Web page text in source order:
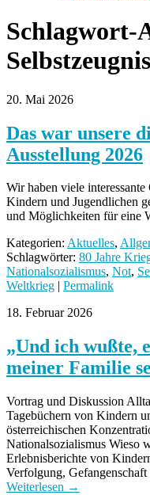
Schlagwort-
Selbstzeugnis
20. Mai 2026
Das war unsere
Ausstellung 2026
Wir haben viele
Kindern und Jugendlichen
und Möglichkeiten für eine
Kategorien: Aktuelles,
Schlagwörter: 80 Jahre
Nationalsozialismus, Not,
Weltkrieg
Permalink
18. Februar 2026
„Und ich wußte,
meiner Familie
Vortrag und Diskussion
Tagebüchern von Kindern
österreichischen
Nationalsozialismus Wieso
Erlebnisberichte von
Verfolgung,
Weiterlesen →